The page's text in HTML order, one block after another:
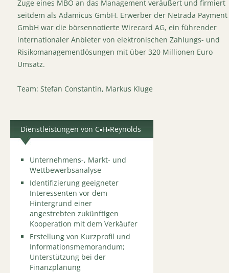
Zuge eines MBO an das Management veräußert und firmiert
seitdem als Adamicus GmbH. Erwerber der Netrada Payment
GmbH war die börsennotierte Wirecard AG, ein führender
internationaler Anbieter von elektronischen Zahlungs- und
Risikomanagementlösungen mit über 320 Millionen Euro
Umsatz.
Team: Stefan Constantin, Markus Kluge
Dienstleistungen von C▪H▪Reynolds
Unternehmens-, Markt- und
Wettbewerbsanalyse
Identifizierung geeigneter
Interessenten vor dem
Hintergrund einer
angestrebten zukünftigen
Kooperation mit dem Verkäufer
Erstellung von Kurzprofil und
Informationsmemorandum;
Unterstützung bei der
Finanzplanung